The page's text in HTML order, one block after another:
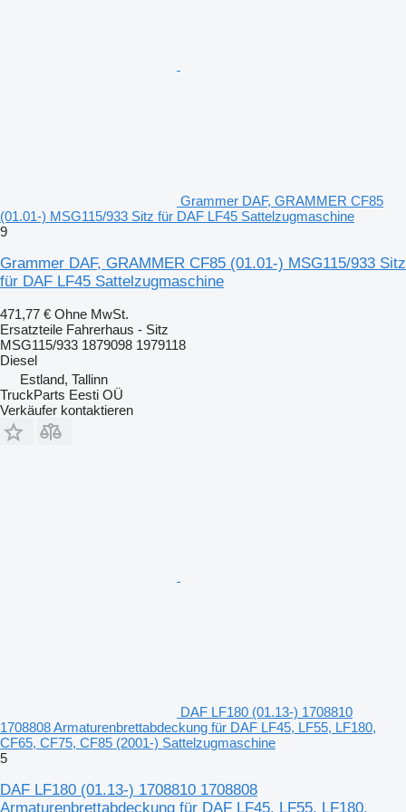
Grammer DAF, GRAMMER CF85
(01.01-) MSG115/933 Sitz für DAF LF45 Sattelzugmaschine
9
Grammer DAF, GRAMMER CF85 (01.01-) MSG115/933 Sitz
für DAF LF45 Sattelzugmaschine
471,77 € Ohne MwSt.
Ersatzteile Fahrerhaus - Sitz
MSG115/933 1879098 1979118
Diesel
Estland, Tallinn
TruckParts Eesti OÜ
Verkäufer kontaktieren
DAF LF180 (01.13-) 1708810
1708808 Armaturenbrettabdeckung für DAF LF45, LF55, LF180,
CF65, CF75, CF85 (2001-) Sattelzugmaschine
5
DAF LF180 (01.13-) 1708810 1708808
Armaturenbrettabdeckung für DAF LF45, LF55, LF180,